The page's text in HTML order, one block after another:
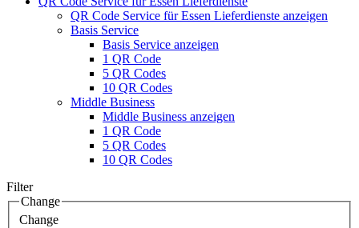
QR Code Service für Essen Lieferdienste anzeigen
Basis Service
Basis Service anzeigen
1 QR Code
5 QR Codes
10 QR Codes
Middle Business
Middle Business anzeigen
1 QR Code
5 QR Codes
10 QR Codes
Filter
Change
Change